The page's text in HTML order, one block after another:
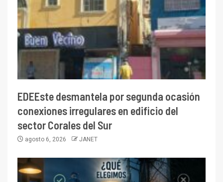
EDEEste desmantela por segunda ocasión
conexiones irregulares en edificio del
sector Corales del Sur
agosto 6, 2026 JANET